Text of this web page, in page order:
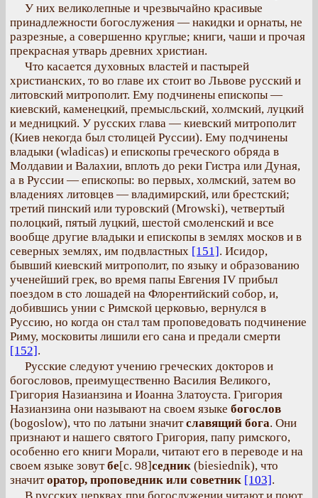
У них великолепные и чрезвычайно красивые
принадлежности богослужения — накидки и орнаты, не
разрезные, а совершенно круглые; книги, чаши и прочая
прекрасная утварь древних христиан.
Что касается духовных властей и пастырей
христианских, то во главе их стоит во Львове русский и
литовский митрополит. Ему подчинены епископы —
киевский, каменецкий, премысльский, холмский, луцкий
и медницкий. У русских глава — киевский митрополит
(Киев некогда был столицей Руссии). Ему подчинены
владыки (wladicas) и епископы греческого обряда в
Молдавии и Валахии, вплоть до реки Гистра или Дуная,
а в Руссии — епископы: во первых, холмский, затем во
владениях литовцев — владимирский, или брестский;
третий пинский или туровский (Mrowski), четвертый
полоцкий, пятый луцкий, шестой смоленский и все
вообще другие владыки и епископы в землях москов и в
северных землях, им подвластных [151]. Исидор,
бывший киевский митрополит, по языку и образованию
ученейший грек, во время папы Евгения IV прибыл
поездом в сто лошадей на Флорентийский собор, и,
добившись унии с Римской церковью, вернулся в
Руссию, но когда он стал там проповедовать подчинение
Риму, московиты лишили его сана и предали смерти
[152].
Русские следуют учению греческих докторов и
богословов, преимущественно Василия Великого,
Григория Назианзина и Иоанна Златоуста. Григория
Назианзина они называют на своем языке богослов
(bogoslow), что по латыни значитславящий бога. Они
признают и нашего святого Григория, папу римского,
особенно его книги Морали, читают его в переводе и на
своем языке зовутбе[с. 98]сeдник (biesiednik), что
значиторатор, проповедник или советник [103].